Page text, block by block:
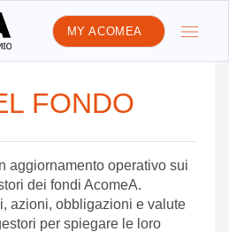
MY ACOMEA
FONDO
aggiornamento operativo sui
dei fondi AcomeA.
azioni, obbligazioni e valute
per spiegare le loro